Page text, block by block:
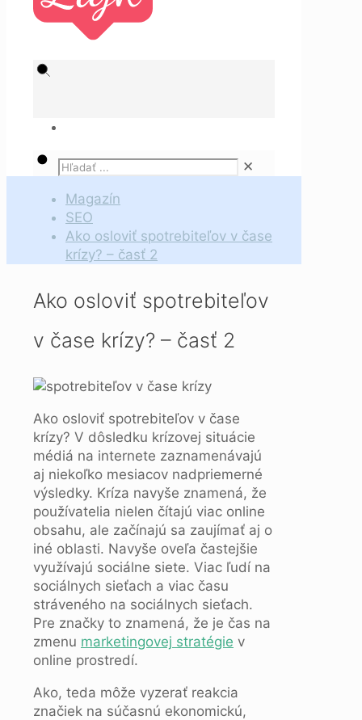
✕
Magazín
SEO
Ako osloviť spotrebiteľov v čase
krízy? – časť 2
Ako osloviť spotrebiteľov
v čase krízy? – časť 2
Ako osloviť spotrebiteľov v čase
krízy? V dôsledku krízovej situácie
médiá na internete zaznamenávajú
aj niekoľko mesiacov nadpriemerné
výsledky. Kríza navyše znamená, že
používatelia nielen čítajú viac online
obsahu, ale začínajú sa zaujímať aj o
iné oblasti. Navyše oveľa častejšie
využívajú sociálne siete. Viac ľudí na
sociálnych sieťach a viac času
stráveného na sociálnych sieťach.
Pre značky to znamená, že je čas na
zmenu marketingovej stratégie v
online prostredí.
Ako, teda môže vyzerať reakcia
značiek na súčasnú ekonomickú,